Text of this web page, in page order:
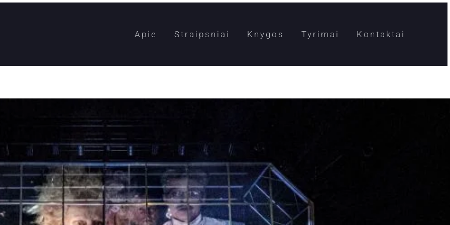
Apie Straipsniai Knygos Tyrimai Kontaktai